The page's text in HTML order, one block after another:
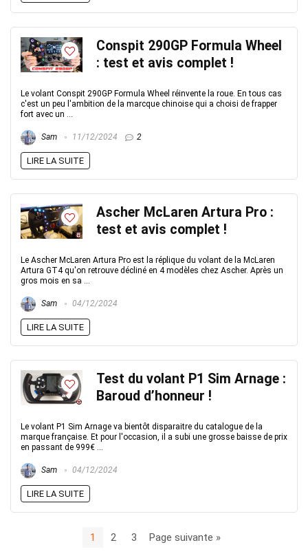
Conspit 290GP Formula Wheel
: test et avis complet !
Le volant Conspit 290GP Formula Wheel réinvente la roue. En tous cas
c'est un peu l'ambition de la marcque chinoise qui a choisi de frapper
fort avec un ...
Sam 11/12/2024 2
LIRE LA SUITE
Ascher McLaren Artura Pro :
test et avis complet !
Le Ascher McLaren Artura Pro est la réplique du volant de la McLaren
Artura GT4 qu'on retrouve décliné en 4 modèles chez Ascher. Après un
gros mois en sa ...
Sam 04/12/2024
LIRE LA SUITE
Test du volant P1 Sim Arnage :
Baroud d’honneur !
Le volant P1 Sim Arnage va bientôt disparaitre du catalogue de la
marque française. Et pour l'occasion, il a subi une grosse baisse de prix
en passant de 999€ ...
Sam 04/12/2024
LIRE LA SUITE
1 2 3 Page suivante »